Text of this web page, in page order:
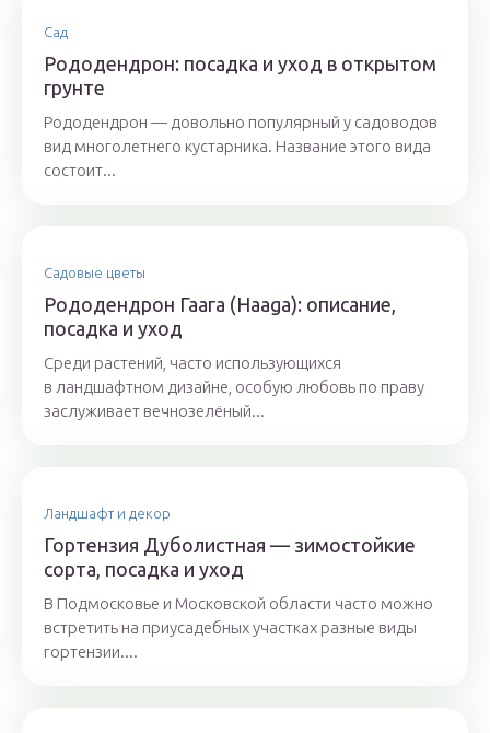
Сад
Рододендрон: посадка и уход в открытом
грунте
Рододендрон — довольно популярный у садоводов
вид многолетнего кустарника. Название этого вида
состоит...
Садовые цветы
Рододендрон Гаага (Haaga): описание,
посадка и уход
Среди растений, часто использующихся
в ландшафтном дизайне, особую любовь по праву
заслуживает вечнозелёный...
Ландшафт и декор
Гортензия Дуболистная — зимостойкие
сорта, посадка и уход
В Подмосковье и Московской области часто можно
встретить на приусадебных участках разные виды
гортензии....